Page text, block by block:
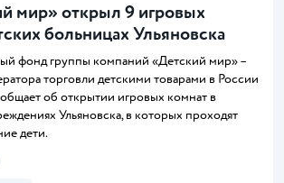
мир» открыл 9 игровых
больницах Ульяновска
фонд группы компаний «Детский мир» –
торговли детскими товарами в России
об открытии игровых комнат в
Ульяновска, в которых проходят
дети.